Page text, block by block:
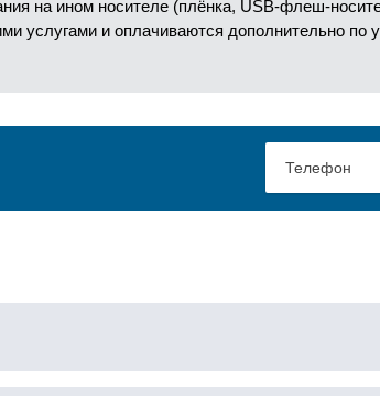
на ином носителе (плёнка, USB-флеш-
услугами и оплачиваются дополнительно